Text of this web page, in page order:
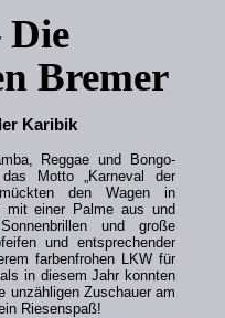
Die
Bremer
Karibik
Reggae und Bongo-
Motto „Karneval der
den Wagen in
mit einer Palme aus und
und große
und entsprechender
farbenfrohen LKW für
in diesem Jahr konnten
unzähligen Zuschauer am
Riesenspaß!